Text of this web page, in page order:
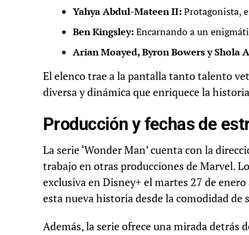
Yahya Abdul-Mateen II:Protagonista,
Ben Kingsley:Encarnando a un
Arian Moayed, Byron Bowers y Shola
El elenco trae a la pantalla tanto talento
diversa y dinámica que enriquece la
Producción y fechas de
La serie ‘Wonder Man’ cuenta con la
trabajo en otras producciones de Marvel.
exclusiva en Disney+ el martes 27 de
esta nueva historia desde la comodidad de
Además, la serie ofrece una mirada detrás